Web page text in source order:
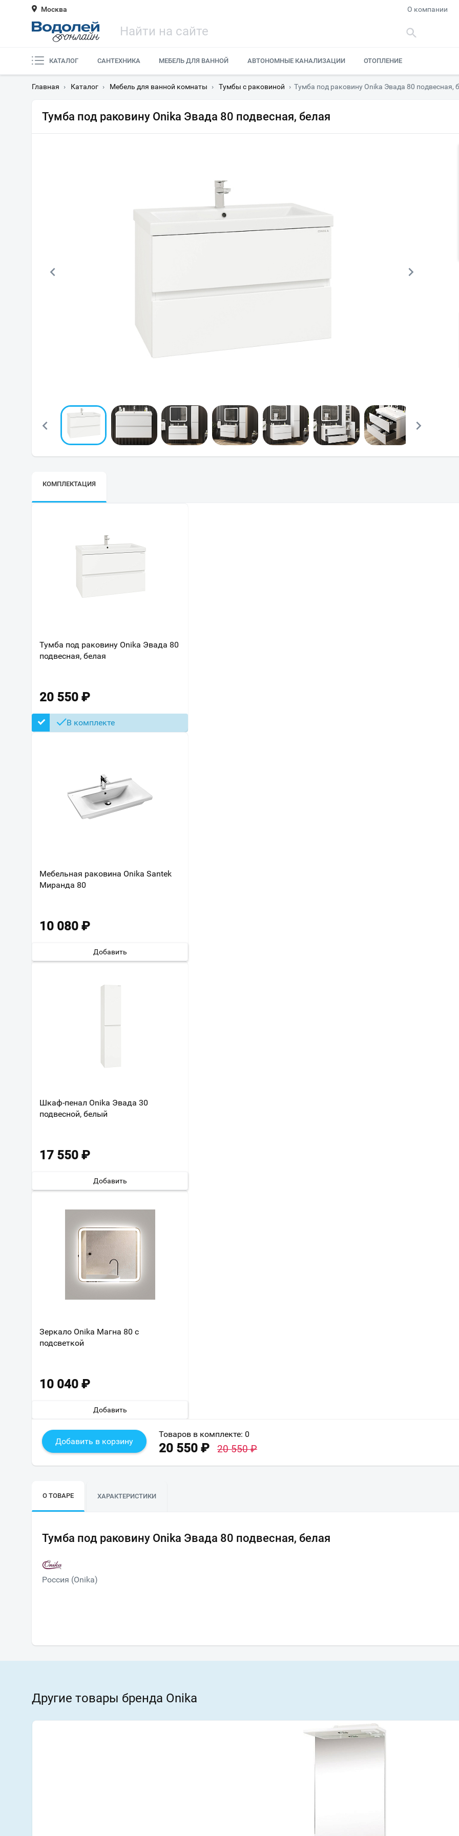
Москва О компании
КАТАЛОГ САНТЕХНИКА МЕБЕЛЬ ДЛЯ ВАННОЙ АВТОНОМНЫЕ КАНАЛИЗАЦИИ ОТОПЛЕНИЕ
Главная › Каталог › Мебель для ванной комнаты › Тумбы с раковиной › Тумба под раковину Onika Эвада 80 подвесная,
Тумба под раковину Onika Эвада 80 подвесная, белая
КОМПЛЕКТАЦИЯ
Тумба под раковину Onika Эвада 80
подвесная, белая
20 550 ₽
В комплекте
Мебельная раковина Onika Santek
Миранда 80
10 080 ₽
Добавить
Шкаф-пенал Onika Эвада 30
подвесной, белый
17 550 ₽
Добавить
Зеркало Onika Магна 80 с
подсветкой
10 040 ₽
Добавить
Добавить в корзину
Товаров в комплекте: 0
20 550 ₽ 20 550₽
О ТОВАРЕ ХАРАКТЕРИСТИКИ
Тумба под раковину Onika Эвада 80 подвесная, белая
Россия (Onika)
Другие товары бренда Onika